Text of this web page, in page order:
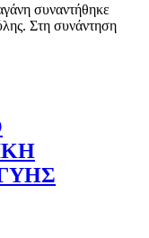
συναντήθηκε
Στη συνάντηση
ΠΟΥ